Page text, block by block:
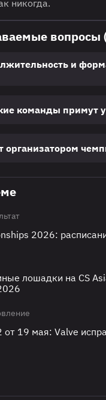
никогда.
вопросы
и
команды примут
организатором
2026:
лошадки на CS
от 19 мая: Valve